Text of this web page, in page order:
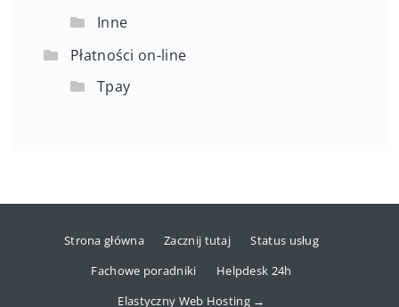
Inne
Płatności on-line
Tpay
Strona główna Zacznij tutaj
Status usług
Fachowe poradniki
Helpdesk 24h
Elastyczny Web Hosting →